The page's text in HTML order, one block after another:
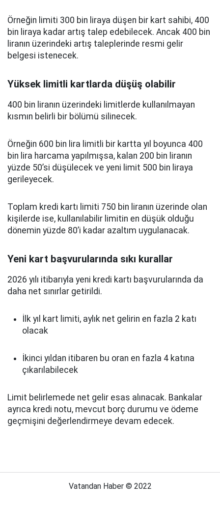
Örneğin limiti 300 bin liraya düşen bir kart sahibi, 400
bin liraya kadar artış talep edebilecek. Ancak 400 bin
liranın üzerindeki artış taleplerinde resmi gelir
belgesi istenecek.
Yüksek limitli kartlarda düşüş olabilir
400 bin liranın üzerindeki limitlerde kullanılmayan
kısmın belirli bir bölümü silinecek.
Örneğin 600 bin lira limitli bir kartta yıl boyunca 400
bin lira harcama yapılmışsa, kalan 200 bin liranın
yüzde 50’si düşülecek ve yeni limit 500 bin liraya
gerileyecek.
Toplam kredi kartı limiti 750 bin liranın üzerinde olan
kişilerde ise, kullanılabilir limitin en düşük olduğu
dönemin yüzde 80’i kadar azaltım uygulanacak.
Yeni kart başvurularında sıkı kurallar
2026 yılı itibarıyla yeni kredi kartı başvurularında da
daha net sınırlar getirildi.
İlk yıl kart limiti, aylık net gelirin en fazla 2 katı
olacak
İkinci yıldan itibaren bu oran en fazla 4 katına
çıkarılabilecek
Limit belirlemede net gelir esas alınacak. Bankalar
ayrıca kredi notu, mevcut borç durumu ve ödeme
geçmişini değerlendirmeye devam edecek.
Vatandan Haber © 2022